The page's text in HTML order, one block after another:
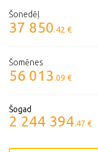
Šonedēļ
37 850.42 €
Šomēnes
56 013.09 €
Šogad
2 244 394.47 €